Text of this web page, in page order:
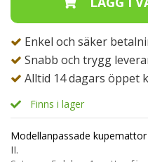
Enkel och säker
Snabb och trygg
Alltid 14 dagars öppet
Finns i lager
Modellanpassade
II.